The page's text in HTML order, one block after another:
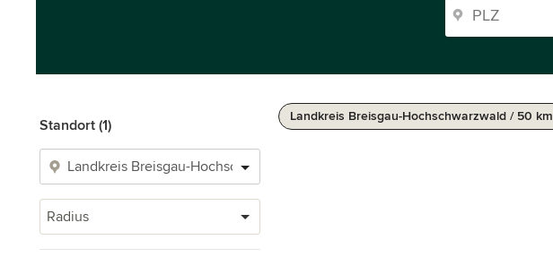
Standort (1)
Radius
Landkreis Breisgau-Hochschwarzwald / 50 km